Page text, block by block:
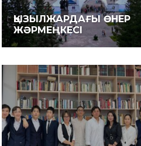
ҚЫЗЫЛЖАРДАҒЫ ӨНЕР
ЖӘРМЕҢКЕСІ